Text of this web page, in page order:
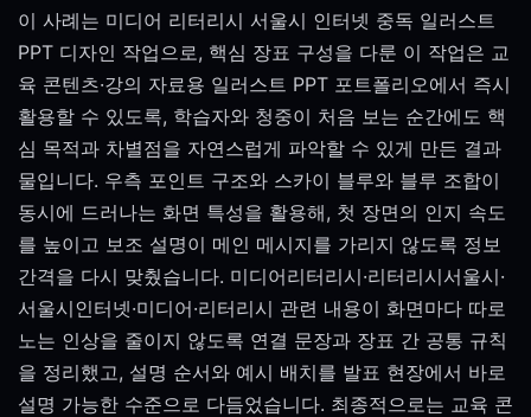
이 사례는 미디어 리터리시 서울시 인터넷 중독 일러스트
PPT 디자인 작업으로, 핵심 장표 구성을 다룬 이 작업은 교
육 콘텐츠·강의 자료용 일러스트 PPT 포트폴리오에서 즉시
활용할 수 있도록, 학습자와 청중이 처음 보는 순간에도 핵
심 목적과 차별점을 자연스럽게 파악할 수 있게 만든 결과
물입니다. 우측 포인트 구조와 스카이 블루와 블루 조합이
동시에 드러나는 화면 특성을 활용해, 첫 장면의 인지 속도
를 높이고 보조 설명이 메인 메시지를 가리지 않도록 정보
간격을 다시 맞췄습니다. 미디어리터리시·리터리시서울시·
서울시인터넷·미디어·리터리시 관련 내용이 화면마다 따로
노는 인상을 줄이지 않도록 연결 문장과 장표 간 공통 규칙
을 정리했고, 설명 순서와 예시 배치를 발표 현장에서 바로
설명 가능한 수준으로 다듬었습니다. 최종적으로는 교육 콘